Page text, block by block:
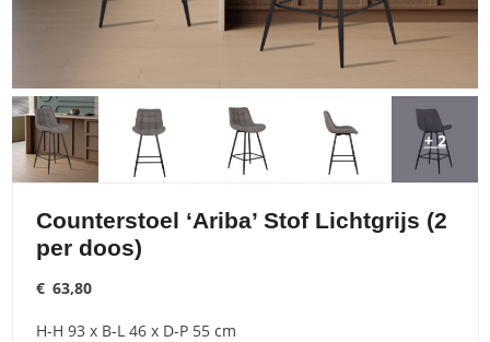
+ 2
Counterstoel ‘Ariba’ Stof Lichtgrijs (2
per doos)
€ 63,80
H-H 93 x B-L 46 x D-P 55 cm